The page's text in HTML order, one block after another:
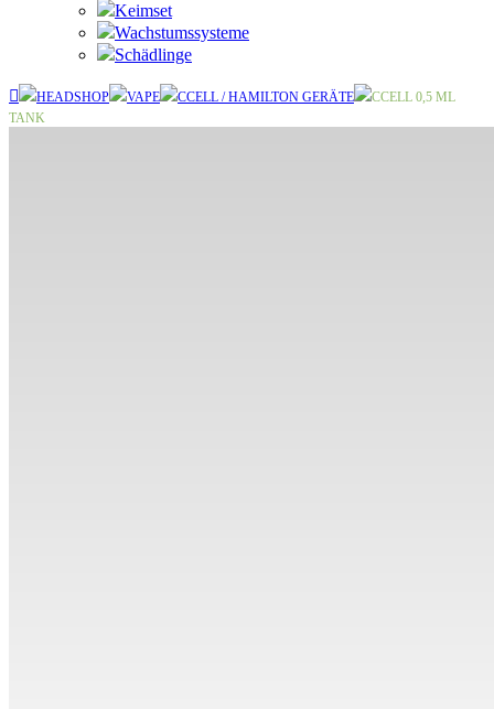
Keimset
Wachstumssysteme
Schädlinge
HEADSHOP VAPE CCELL / HAMILTON GERÄTE
CCELL 0,5 ML
TANK